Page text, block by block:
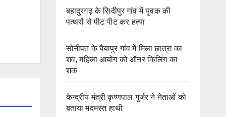
बहादुरगढ़ के सिदीपुर गांव में युवक की
पत्थरों से पीट पीट कर हत्या
सोनीपत के बैयापुर गांव में मिला छात्रा का
शव, महिला आयोग को ऑनर किलिंग का
शक
केन्द्रीय मंत्री कृष्णपाल गुर्जर ने नेताओं को
बताया मदमस्त हाथी